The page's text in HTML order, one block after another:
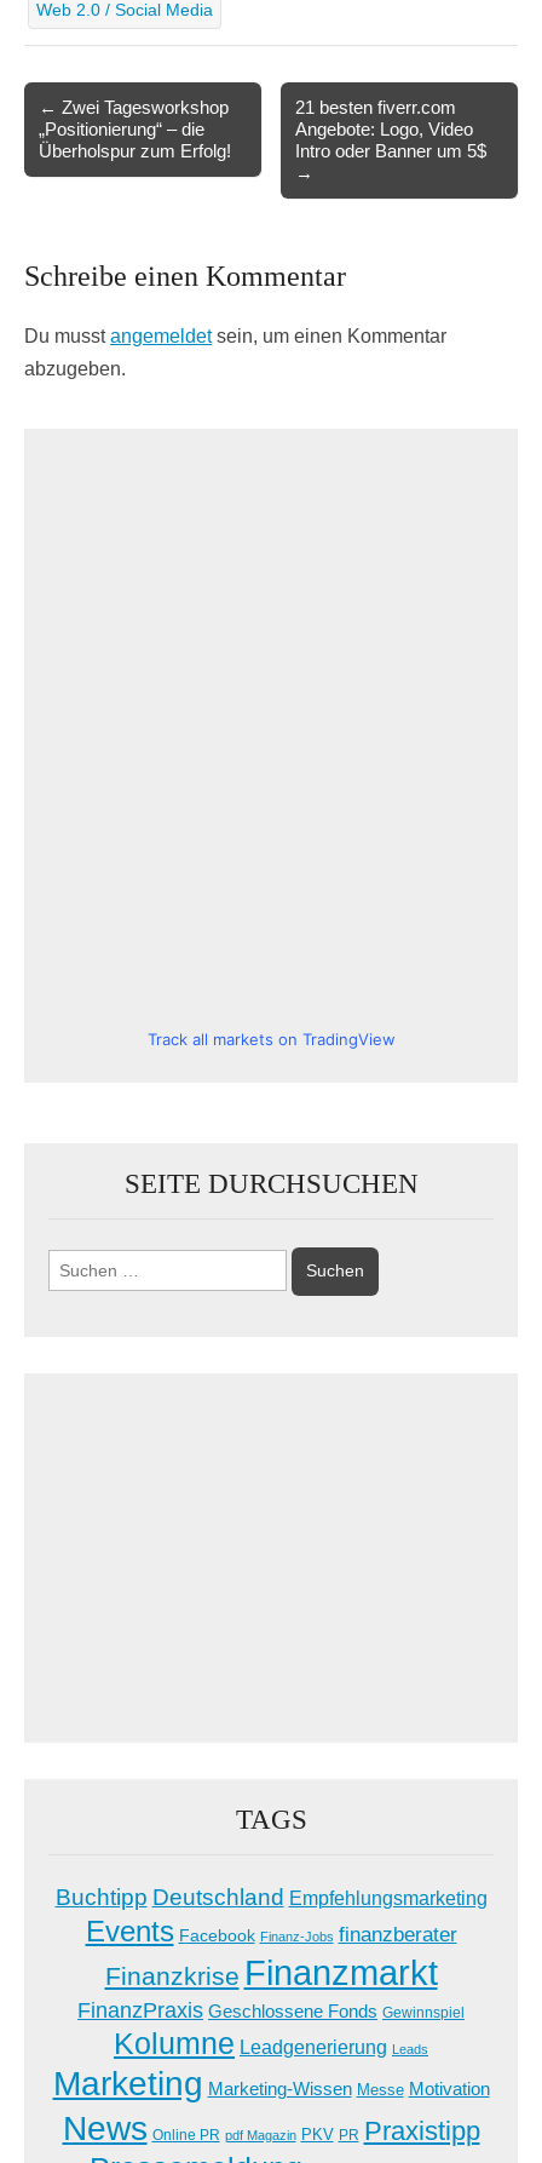
Web 2.0 / Social Media
navigation
← Zwei Tagesworkshop
„Positionierung“ – die
Überholspur zum Erfolg!
21 besten fiverr.com
Angebote: Logo, Video
Intro oder Banner um 5$
→
Schreibe einen Kommentar
Du musstangemeldetsein, um einen Kommentar
abzugeben.
Track all markets on TradingView
SEITE DURCHSUCHEN
Suchen
nach:
TAGS
Buchtipp Deutschland Empfehlungsmarketing
Events Facebook Finanz-Jobs finanzberater
Finanzkrise Finanzmarkt
FinanzPraxis Geschlossene Fonds Gewinnspiel
Kolumne Leadgenerierung Leads
Marketing Marketing-Wissen Messe Motivation
News Online PR pdf Magazin PKV PR Praxistipp